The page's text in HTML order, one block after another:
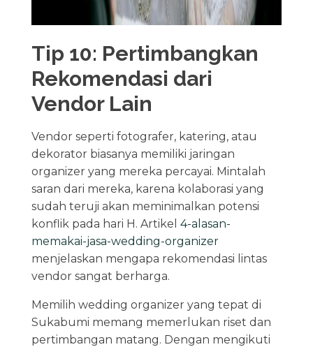
Tip 10: Pertimbangkan
Rekomendasi dari
Vendor Lain
Vendor seperti fotografer, katering, atau
dekorator biasanya memiliki jaringan
organizer yang mereka percayai. Mintalah
saran dari mereka, karena kolaborasi yang
sudah teruji akan meminimalkan potensi
konflik pada hari H. Artikel 4-alasan-
memakai-jasa-wedding-organizer
menjelaskan mengapa rekomendasi lintas
vendor sangat berharga.
Memilih wedding organizer yang tepat di
Sukabumi memang memerlukan riset dan
pertimbangan matang. Dengan mengikuti